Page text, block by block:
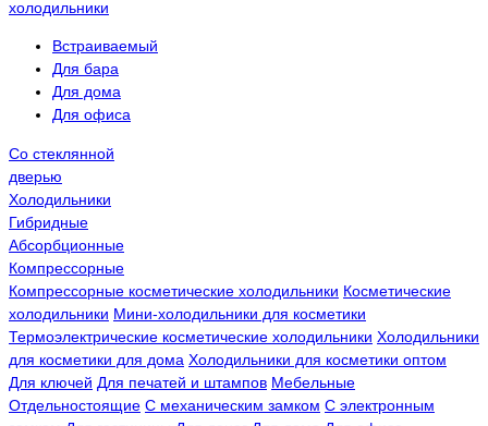
холодильники
Встраиваемый
Для бара
Для дома
Для офиса
Со стеклянной
дверью
Холодильники
Гибридные
Абсорбционные
Компрессорные
Компрессорные косметические холодильники Косметические
холодильники Мини-холодильники для косметики
Термоэлектрические косметические холодильники Холодильники
для косметики для дома Холодильники для косметики оптом
Для ключей Для печатей и штампов Мебельные
Отдельностоящие С механическим замком С электронным